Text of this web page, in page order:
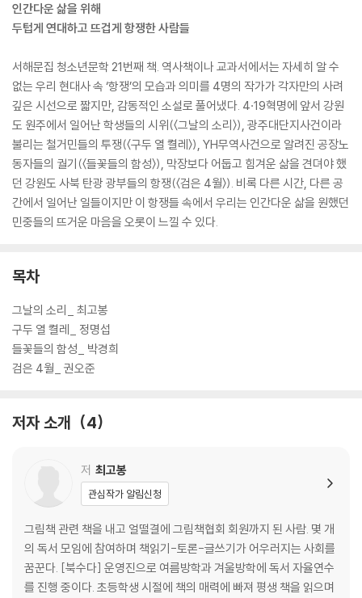
인간다운 삶을 위해
두텁게 연대하고 뜨겁게 항쟁한 사람들
서해문집 청소년문학 21번째 책. 역사책이나 교과서에서는 자세히 알 수
없는 우리 현대사 속 ‘항쟁’의 모습과 의미를 4명의 작가가 각자만의 사려
깊은 시선으로 짧지만, 감동적인 소설로 풀어냈다. 4·19혁명에 앞서 강원
도 원주에서 일어난 학생들의 시위(〈그날의 소리〉), 광주대단지사건이라
불리는 철거민들의 투쟁(〈구두 열 켤레〉), YH무역사건으로 알려진 공장노
동자들의 궐기(〈들꽃들의 함성〉), 막장보다 어둡고 힘겨운 삶을 견뎌야 했
던 강원도 사북 탄광 광부들의 항쟁(〈검은 4월〉). 비록 다른 시간, 다른 공
간에서 일어난 일들이지만 이 항쟁들 속에서 우리는 인간다운 삶을 원했던
민중들의 뜨거운 마음을 오롯이 느낄 수 있다.
목차
그날의 소리_ 최고봉
구두 열 켤레_ 정명섭
들꽃들의 함성_ 박경희
검은 4월_ 권오준
저자 소개 4
저 최고봉
관심작가 알림신청
그림책 관련 책을 내고 얼떨결에 그림책협회 회원까지 된 사람. 몇 개
의 독서 모임에 참여하며 책읽기-토론-글쓰기가 어우러지는 사회를
꿈꾼다. [북수다] 운영진으로 여름방학과 겨울방학에 독서 자율연수
를 진행 중이다. 초등학생 시절에 책의 매력에 빠져 평생 책을 읽으며